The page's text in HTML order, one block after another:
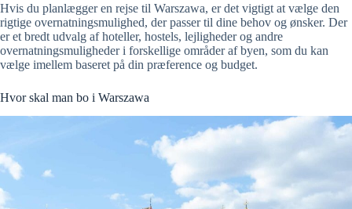
Hvis du planlægger en rejse til Warszawa, er det vigtigt at vælge den
rigtige overnatningsmulighed, der passer til dine behov og ønsker. Der
er et bredt udvalg af hoteller, hostels, lejligheder og andre
overnatningsmuligheder i forskellige områder af byen, som du kan
vælge imellem baseret på din præference og budget.
Hvor skal man bo i Warszawa